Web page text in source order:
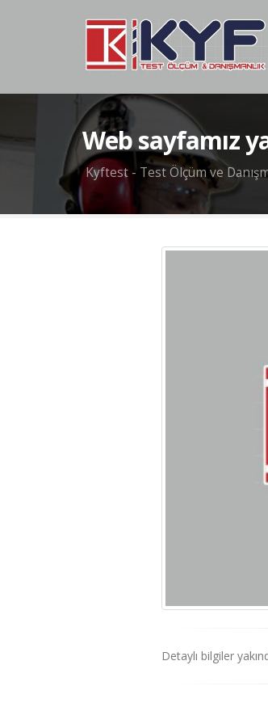
Web sayfamız
Kyftest - Test Ölçüm ve
Detaylı bilgiler